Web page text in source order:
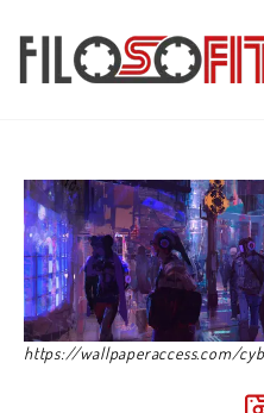
https://wallpaperaccess.com/